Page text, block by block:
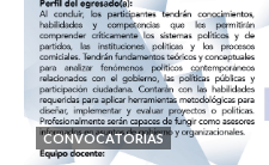
CONVOCATORIAS